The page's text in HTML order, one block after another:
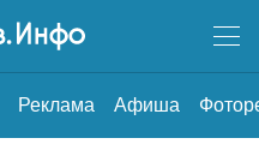
Реклама Афиша